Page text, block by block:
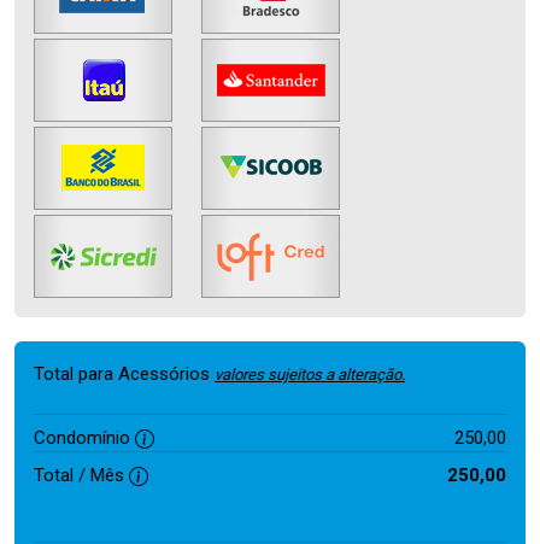
Total para Acessórios valores sujeitos a alteração.
Condomínio
250,00
Total / Mês
250,00